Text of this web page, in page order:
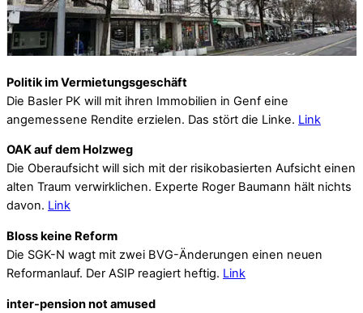
Politik im Vermietungsgeschäft
Die Basler PK will mit ihren Immobilien in Genf eine
angemessene Rendite erzielen. Das stört die Linke. Link
OAK auf dem Holzweg
Die Oberaufsicht will sich mit der risikobasierten Aufsicht einen
alten Traum verwirklichen. Experte Roger Baumann hält nichts
davon. Link
Bloss keine Reform
Die SGK-N wagt mit zwei BVG-Änderungen einen neuen
Reformanlauf. Der ASIP reagiert heftig. Link
inter-pension not amused